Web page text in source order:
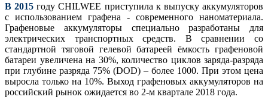
В 2015 году CHILWEE приступила к выпуску аккумуляторов
с использованием графена - современного наноматериала.
Графеновые аккумуляторы специально разработаны для
электрических транспортных средств. В сравнении со
стандартной тяговой гелевой батареей ёмкость графеновой
батареи увеличена на 30%, количество циклов заряда-разряда
при глубине разряда 75% (DOD) – более 1000. При этом цeна
выросла только на 10%. Выход графеновых аккумуляторов на
российский рынок ожидается во 2-м квартале 2018 года.